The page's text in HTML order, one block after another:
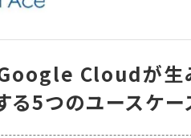
Cloudが生み
る5つのユースケー